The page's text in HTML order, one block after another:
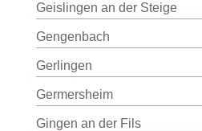
Geislingen an der Steige
Gengenbach
Gerlingen
Germersheim
Gingen an der Fils